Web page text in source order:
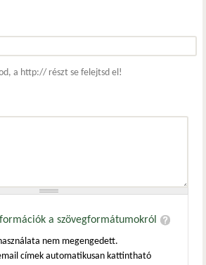
a http:// részt se felejtsd el!
a szövegformátumokról
nem megengedett.
címek automatikusan kattintható